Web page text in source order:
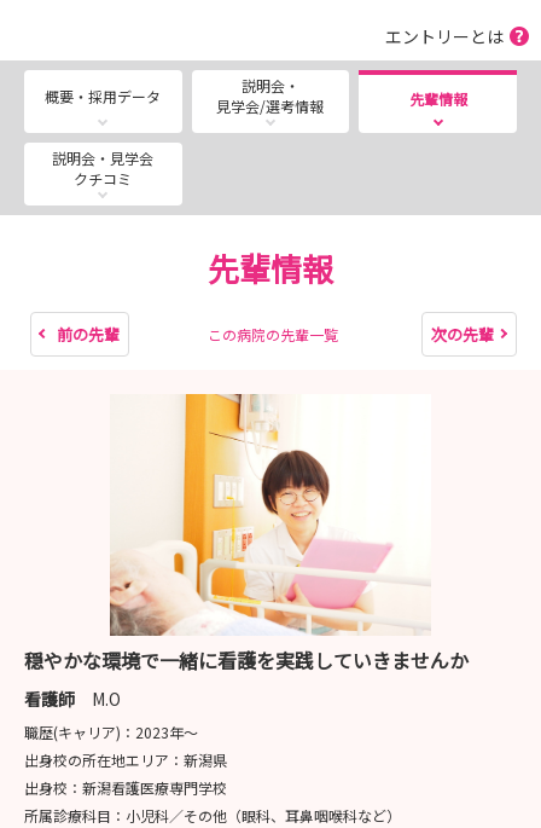
エントリーとは
概要・採用データ
説明会・
見学会/選考情報
先輩情報
説明会・見学会
クチコミ
先輩情報
前の先輩 この病院の先輩一覧 次の先輩
穏やかな環境で一緒に看護を実践していきませんか
看護師 M.O
職歴(キャリア)： 2023年〜
出身校の所在地エリア： 新潟県
出身校： 新潟看護医療専門学校
所属診療科目： 小児科／その他（眼科、耳鼻咽喉科など）